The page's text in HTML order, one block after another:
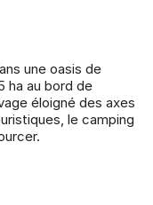
une oasis de
ha au bord de
éloigné des axes
le camping